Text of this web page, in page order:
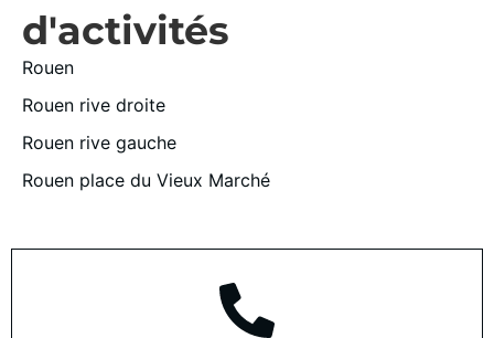
d'activités
Rouen
Rouen rive droite
Rouen rive gauche
Rouen place du Vieux Marché